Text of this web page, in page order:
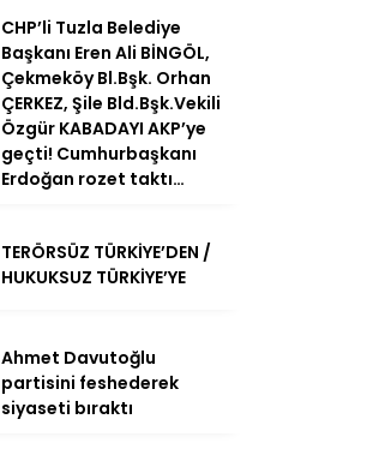
CHP’li Tuzla Belediye
Başkanı Eren Ali BİNGÖL,
Çekmeköy Bl.Bşk. Orhan
ÇERKEZ, Şile Bld.Bşk.Vekili
Özgür KABADAYI AKP’ye
geçti! Cumhurbaşkanı
Erdoğan rozet taktı…
TERÖRSÜZ TÜRKİYE’DEN /
HUKUKSUZ TÜRKİYE’YE
Ahmet Davutoğlu
partisini feshederek
siyaseti bıraktı